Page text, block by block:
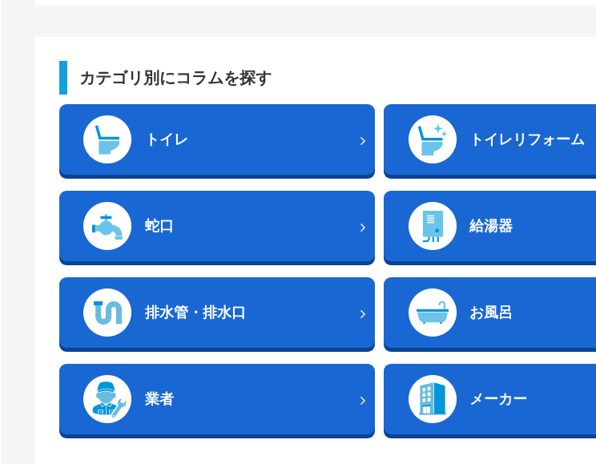
カテゴリ別にコラムを探す
トイレ トイレリフォーム
蛇口 給湯器
排水管・排水口 お風呂
業者 メーカー